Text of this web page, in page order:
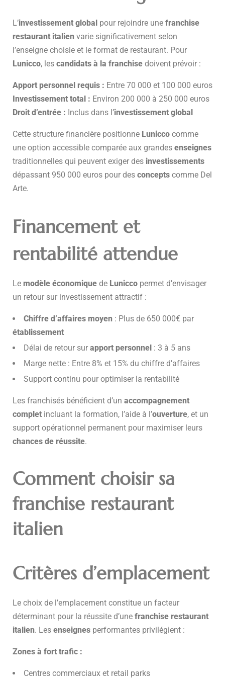
L’investissement global pour rejoindre une franchise
restaurant italien varie significativement selon
l’enseigne choisie et le format de restaurant. Pour
Lunicco, les candidats à la franchise doivent prévoir :
Apport personnel requis : Entre 70 000 et 100 000 euros
Investissement total : Environ 200 000 à 250 000 euros
Droit d’entrée : Inclus dans l’investissement global
Cette structure financière positionne Lunicco comme
une option accessible comparée aux grandes enseignes
traditionnelles qui peuvent exiger des investissements
dépassant 950 000 euros pour des concepts comme Del
Arte.
Financement et
rentabilité attendue
Le modèle économique de Lunicco permet d’envisager
un retour sur investissement attractif :
Chiffre d’affaires moyen : Plus de 650 000€ par
établissement
Délai de retour sur apport personnel : 3 à 5 ans
Marge nette : Entre 8% et 15% du chiffre d’affaires
Support continu pour optimiser la rentabilité
Les franchisés bénéficient d’un accompagnement
completincluant la formation, l’aide à l’ouverture, et un
support opérationnel permanent pour maximiser leurs
chances de réussite.
Comment choisir sa
franchise restaurant
italien
Critères d’emplacement
Le choix de l’emplacement constitue un facteur
déterminant pour la réussite d’une franchise restaurant
italien. Les enseignes performantes privilégient :
Zones à fort trafic :
Centres commerciaux et retail parks